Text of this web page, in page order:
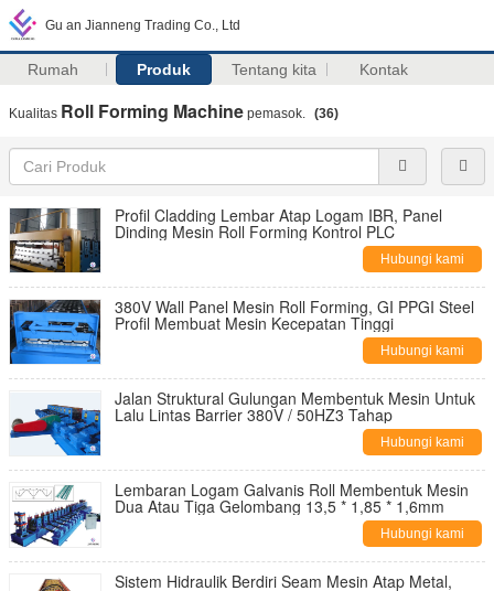
Gu an Jianneng Trading Co., Ltd
Rumah Produk Tentang kita Kontak
Kualitas Roll Forming Machine pemasok. (36)
Profil Cladding Lembar Atap Logam IBR, Panel
Dinding Mesin Roll Forming Kontrol PLC
Hubungi kami
380V Wall Panel Mesin Roll Forming, GI PPGI Steel
Profil Membuat Mesin Kecepatan Tinggi
Hubungi kami
Jalan Struktural Gulungan Membentuk Mesin Untuk
Lalu Lintas Barrier 380V / 50HZ3 Tahap
Hubungi kami
Lembaran Logam Galvanis Roll Membentuk Mesin
Dua Atau Tiga Gelombang 13,5 * 1,85 * 1,6mm
Hubungi kami
Sistem Hidraulik Berdiri Seam Mesin Atap Metal,